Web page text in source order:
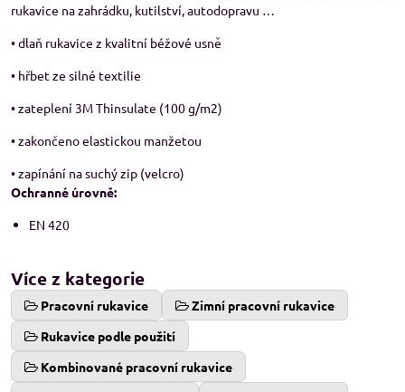
rukavice na zahrádku, kutilství, autodopravu …
• dlaň rukavice z kvalitní béžové usně
• hřbet ze silné textilie
• zateplení 3M Thinsulate (100 g/m2)
• zakončeno elastickou manžetou
• zapínání na suchý zip (velcro)
Ochranné úrovně:
EN 420
Více z kategorie
Pracovní rukavice
Zimní pracovní rukavice
Rukavice podle použití
Kombinované pracovní rukavice